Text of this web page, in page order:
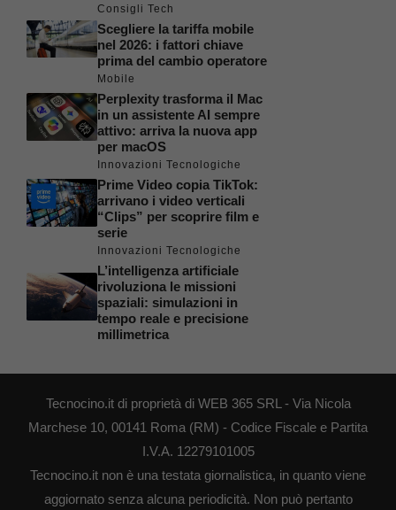
Consigli Tech
Scegliere la tariffa mobile
nel 2026: i fattori chiave
prima del cambio operatore
Mobile
Perplexity trasforma il Mac
in un assistente AI sempre
attivo: arriva la nuova app
per macOS
Innovazioni Tecnologiche
Prime Video copia TikTok:
arrivano i video verticali
“Clips” per scoprire film e
serie
Innovazioni Tecnologiche
L’intelligenza artificiale
rivoluziona le missioni
spaziali: simulazioni in
tempo reale e precisione
millimetrica
Tecnocino.it di proprietà di WEB 365 SRL - Via Nicola
Marchese 10, 00141 Roma (RM) - Codice Fiscale e Partita
I.V.A. 12279101005
Tecnocino.it non è una testata giornalistica, in quanto viene
aggiornato senza alcuna periodicità. Non può pertanto